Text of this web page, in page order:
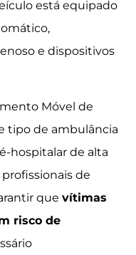
está equipado
e dispositivos
Móvel de
tipo de ambulância
hospitalar de alta
de
que vítimas
risco de